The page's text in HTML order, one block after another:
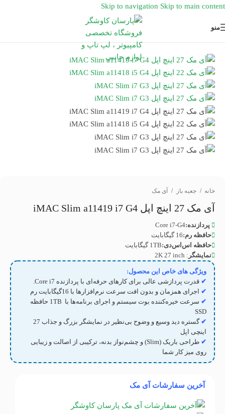
Skip to navigation Skip to main content
منو
خانه / جعبه باز / آی مک
آی مک 27 اینچ اپل iMAC Slim a11419 i7 G4
پردازنده:Core i7-G4
حافظه رم:16 گیگابایت
حافظه اس‌اس‌دی:1TB گیگابایت
نمایشگر : 2K 27 inch
ویژگی های خاص این محصول:
✔ قدرت پردازشی عالی برای کارهای حرفه‌ای با پردازنده Core i 7
✔ اجرای همزمان و بدون افت سرعت نرم‌افزارها با 16گیگابایت رم
✔
سرعت خیره‌کننده بوت سیستم و اجرای برنامه‌ها با 1TB حافظه
SSD
✔گستره دید وسیع و وضوح بی‌نظیر در نمایشگر بزرگ و جذاب 27
اینچی اپل
✔
طراحی باریک (Slim) و چشم‌نواز بدنه، ترکیبی از اصالت و زیبایی
روی میز کار شما
آخرین سفارشات آی مک